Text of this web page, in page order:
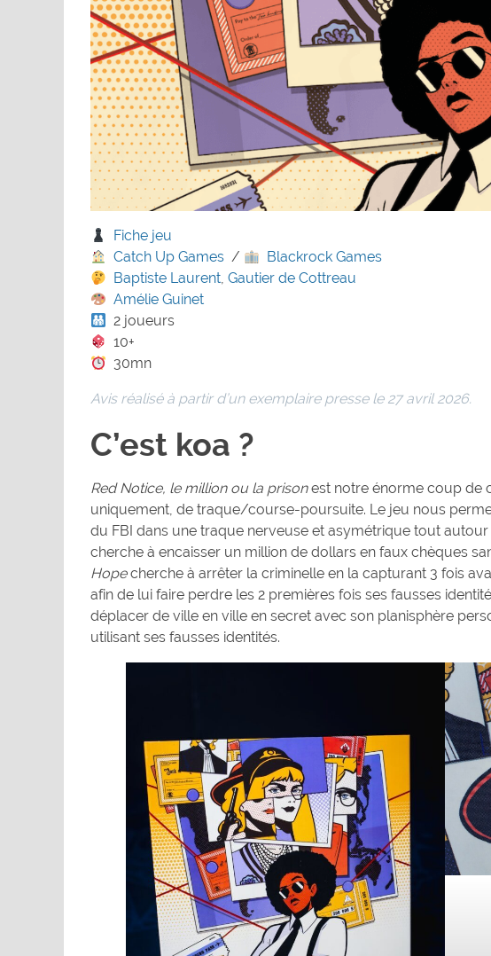
Fiche jeu
Catch Up Games /
Blackrock Games
Baptiste Laurent,Gautier de Cottreau
Amélie Guinet
2 joueurs
10+
30mn
Avis réalisé à partir d’un exemplaire presse le 27 avril 2026.
C’est koa ?
Red Notice, le million ou la prisonest notre énorme coup de
uniquement, de traque/course-poursuite. Le jeu nous
du FBI dans une traque nerveuse et asymétrique tout
cherche à encaisser un million de dollars en faux chèques
Hopecherche à arrêter la criminelle en la capturant 3 fois
afin de lui faire perdre les 2 premières fois ses fausses
déplacer de ville en ville en secret avec son planisphère
utilisant ses fausses identités.